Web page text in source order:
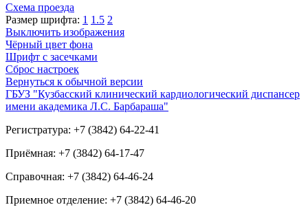
Схема проезда
Размер шрифта: 1 1.5 2
Выключить изображения
Чёрный цвет фона
Шрифт с засечками
Сброс настроек
Вернуться к обычной версии
ГБУЗ "Кузбасский клинический кардиологический диспансер
имени академика Л.С. Барбараша"
Регистратура: +7 (3842) 64-22-41
Приёмная: +7 (3842) 64-17-47
Справочная: +7 (3842) 64-46-24
Приемное отделение: +7 (3842) 64-46-20